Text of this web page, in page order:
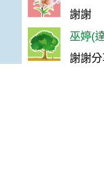
謝謝
巫婷(
謝謝分